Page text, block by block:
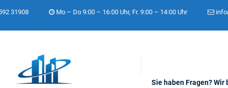
31908 Mo – Do 9:00 – 16:00 Uhr, Fr. 9:00 – 14:00 Uhr
Sie haben Fragen?